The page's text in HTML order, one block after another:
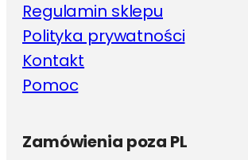
Regulamin sklepu
Polityka prywatności
Kontakt
Pomoc
Zamówienia poza PL